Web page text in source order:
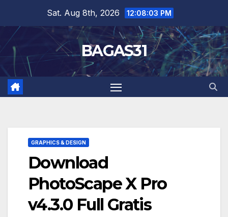
content
Sat. Aug 8th, 2026 12:08:04 PM
BAGAS31
GRAPHICS & DESIGN
Download
PhotoScape X Pro
v4.3.0 Full Gratis